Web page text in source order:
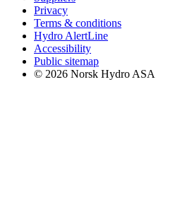
Privacy
Terms & conditions
Hydro AlertLine
Accessibility
Public sitemap
© 2026 Norsk Hydro ASA